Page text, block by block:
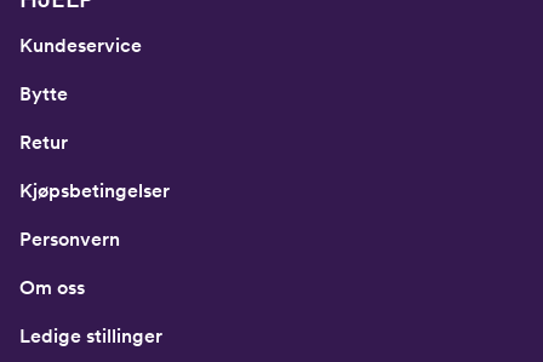
Kundeservice
Bytte
Retur
Kjøpsbetingelser
Personvern
Om oss
Ledige stillinger